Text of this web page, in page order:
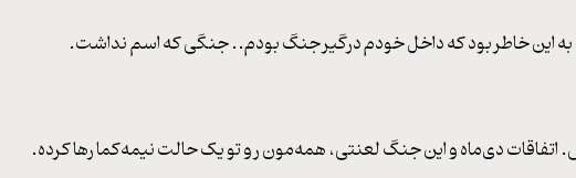
این خاطر بود که داخل خودم درگیر جنگ بودم.. جنگی که اسم نداشت.
دی‌ماه و این جنگ لعنتی، همه‌مون رو تو یک حالت نیمه‌کما رها کرده.